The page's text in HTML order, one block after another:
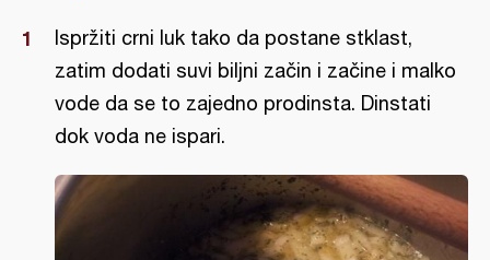
Ispržiti crni luk tako da postane stklast,
zatim dodati suvi biljni začin i začine i malko
vode da se to zajedno prodinsta. Dinstati
dok voda ne ispari.